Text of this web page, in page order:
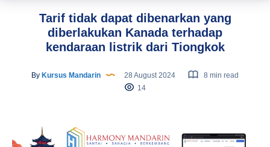
Tarif tidak dapat dibenarkan yang
diberlakukan Kanada terhadap
kendaraan listrik dari Tiongkok
By Kursus Mandarin 28 August 2024
8 min read
14